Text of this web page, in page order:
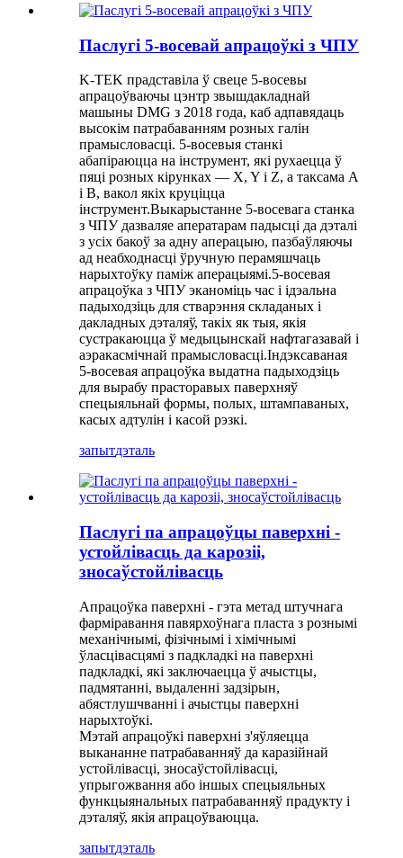
Паслугі 5-восевай апрацоўкі з ЧПУ
K-TEK прадставіла ў свеце 5-восевы
апрацоўваючы цэнтр звышдакладнай
машыны DMG з 2018 года, каб адпавядаць
высокім патрабаванням розных галін
прамысловасці. 5-восевыя станкі
абапіраюцца на інструмент, які рухаецца ў
пяці розных кірунках — X, Y і Z, а таксама A
і B, вакол якіх круціцца
інструмент.Выкарыстанне 5-восевага станка
з ЧПУ дазваляе аператарам падысці да дэталі
з усіх бакоў за адну аперацыю, пазбаўляючы
ад неабходнасці ўручную перамяшчаць
нарыхтоўку паміж аперацыямі.5-восевая
апрацоўка з ЧПУ эканоміць час і ідэальна
падыходзіць для стварэння складаных і
дакладных дэталяў, такіх як тыя, якія
сустракаюцца ў медыцынскай нафтагазавай і
аэракасмічнай прамысловасці.Індэксаваная
5-восевая апрацоўка выдатна падыходзіць
для вырабу прасторавых паверхняў
спецыяльнай формы, полых, штампаваных,
касых адтулін і касой рэзкі.
запытдэталь
Паслугі па апрацоўцы паверхні -
устойлівасць да карозіі,
зносаўстойлівасць
Апрацоўка паверхні - гэта метад штучнага
фарміравання павярхоўнага пласта з рознымі
механічнымі, фізічнымі і хімічнымі
ўласцівасцямі з падкладкі на паверхні
падкладкі, які заключаецца ў ачыстцы,
падмятанні, выдаленні задзірын,
абястлушчванні і ачыстцы паверхні
нарыхтоўкі.
Мэтай апрацоўкі паверхні з'яўляецца
выкананне патрабаванняў да каразійнай
устойлівасці, зносаўстойлівасці,
упрыгожвання або іншых спецыяльных
функцыянальных патрабаванняў прадукту і
дэталяў, якія апрацоўваюцца.
запытдэталь